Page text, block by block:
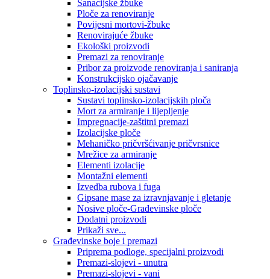
Sanacijske žbuke
Ploče za renoviranje
Povijesni mortovi-žbuke
Renovirajuće žbuke
Ekološki proizvodi
Premazi za renoviranje
Pribor za proizvode renoviranja i saniranja
Konstrukcijsko ojačavanje
Toplinsko-izolacijski sustavi
Sustavi toplinsko-izolacijskih ploča
Mort za armiranje i lijepljenje
Impregnacije-zaštitni premazi
Izolacijske ploče
Mehaničko pričvršćivanje pričvrsnice
Mrežice za armiranje
Elementi izolacije
Montažni elementi
Izvedba rubova i fuga
Gipsane mase za izravnjavanje i gletanje
Nosive ploče-Građevinske ploče
Dodatni proizvodi
Prikaži sve...
Građevinske boje i premazi
Priprema podloge, specijalni proizvodi
Premazi-slojevi - unutra
Premazi-slojevi - vani